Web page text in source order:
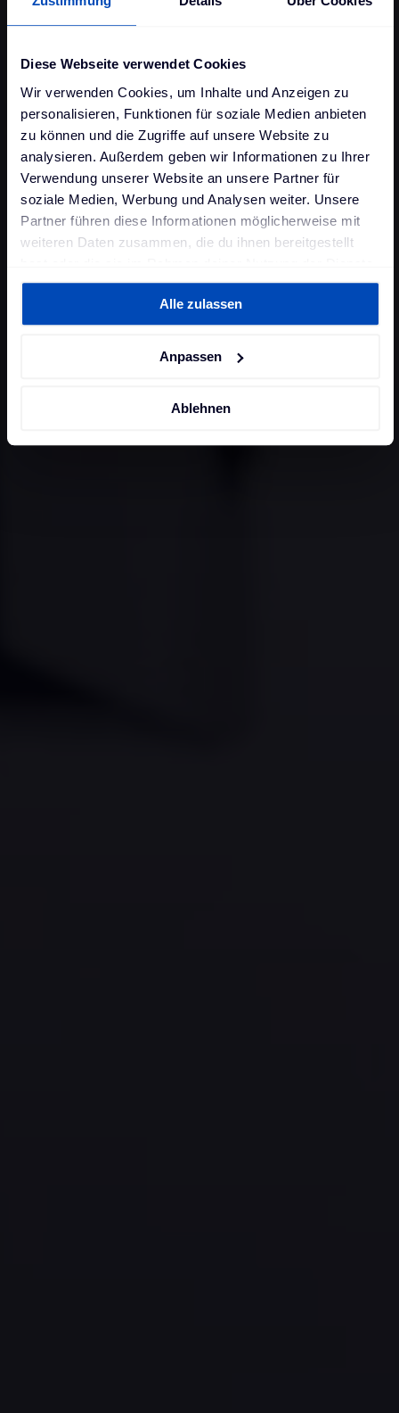
Diese Webseite verwendet Cookies
Wir verwenden Cookies, um Inhalte und Anzeigen zu
personalisieren, Funktionen für soziale Medien anbieten
zu können und die Zugriffe auf unsere Website zu
analysieren. Außerdem geben wir Informationen zu Ihrer
Verwendung unserer Website an unsere Partner für
soziale Medien, Werbung und Analysen weiter. Unsere
Partner führen diese Informationen möglicherweise mit
weiteren Daten zusammen, die du ihnen bereitgestellt
gesammelt haben. Weitere Informationen findest du in
Datenschutzerklärungund unserem
Impressum.
Alle zulassen
Anpassen
Ablehnen